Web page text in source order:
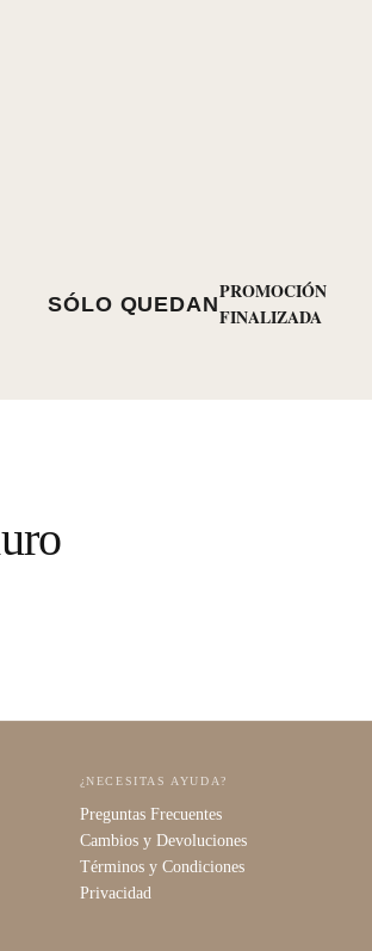
SÓLO QUEDAN
PROMOCIÓN
FINALIZADA
¿NECESITAS AYUDA?
Preguntas Frecuentes
Cambios y Devoluciones
Términos y Condiciones
Privacidad